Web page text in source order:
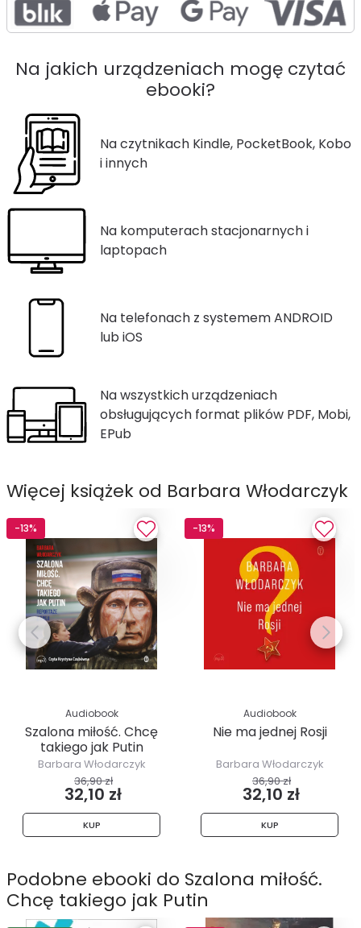
Na jakich urządzeniach mogę czytać
ebooki?
Na czytnikach Kindle, PocketBook, Kobo
i innych
Na komputerach stacjonarnych i
laptopach
Na telefonach z systemem ANDROID
lub iOS
Na wszystkich urządzeniach
obsługujących format plików PDF, Mobi,
EPub
Więcej książek od Barbara Włodarczyk
-13%
Audiobook
Szalona miłość. Chcę
takiego jak Putin
Barbara Włodarczyk
36,90 zł
32,10 zł
KUP
-13%
Audiobook
Nie ma jednej Rosji
Barbara Włodarczyk
36,90 zł
32,10 zł
KUP
Podobne ebooki do Szalona miłość.
Chcę takiego jak Putin